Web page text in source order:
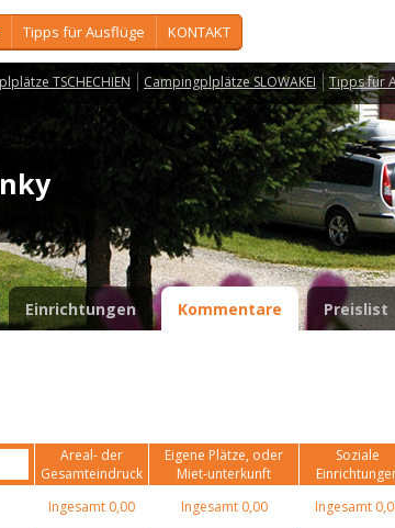
Tipps für Ausflüge KONTAKT
TSCHECHIEN Campingplplätze SLOWAKEI Tipps für
Einrichtungen Kommentare Preislist
Areal- der
Gesamteindruck
Eigene Plätze, oder
Miet-unterkunft
Soziale
Ingesamt 0,00 Ingesamt0,00 Ingesamt